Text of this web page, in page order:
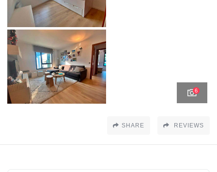
6
SHARE REVIEWS